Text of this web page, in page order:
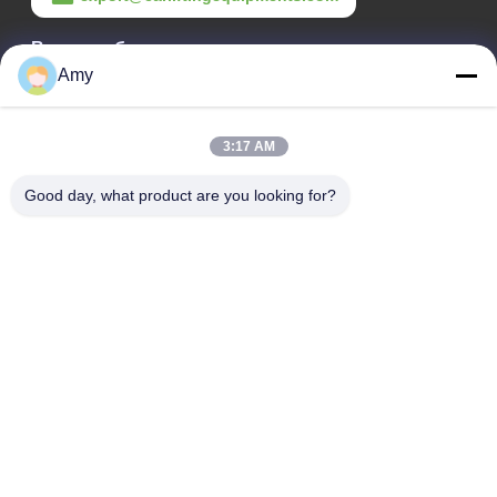
Время работы
09:00-18:00
Национальная дорога 106, район Хуаду, город Гуанчжоу
Amy
3:17 AM
Good day, what product are you looking for?